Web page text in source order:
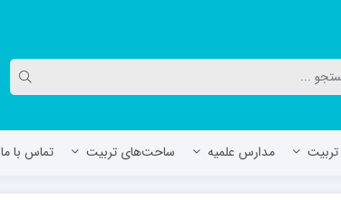
مدارس علمیه ساحت‌های تربیت تماس با ما